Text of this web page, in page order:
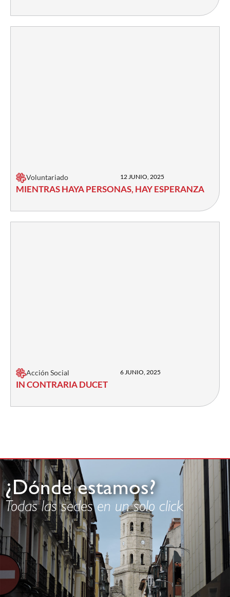
Voluntariado 12 JUNIO, 2025
MIENTRAS HAYA PERSONAS, HAY ESPERANZA
Acción Social 6 JUNIO, 2025
IN CONTRARIA DUCET
¿Dónde estamos?
Todas las sedes en un solo click